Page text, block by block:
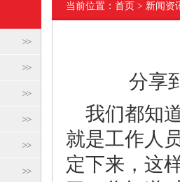
当前位置： 首页 > 新闻资
分享
我们都知
就是工作人
定下来，这